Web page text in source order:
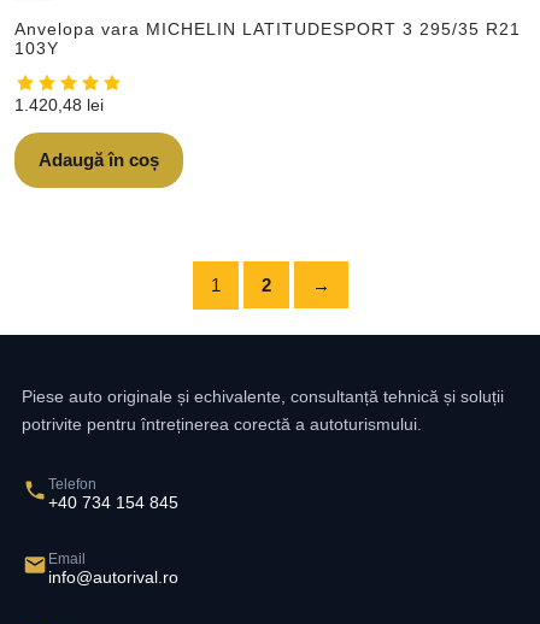
Anvelopa vara MICHELIN LATITUDESPORT 3 295/35 R21
103Y
1.420,48 lei
Adaugă în coș
1 2 →
Piese auto originale și echivalente, consultanță tehnică și soluții
potrivite pentru întreținerea corectă a autoturismului.
Telefon
+40 734 154 845
Email
info@autorival.ro